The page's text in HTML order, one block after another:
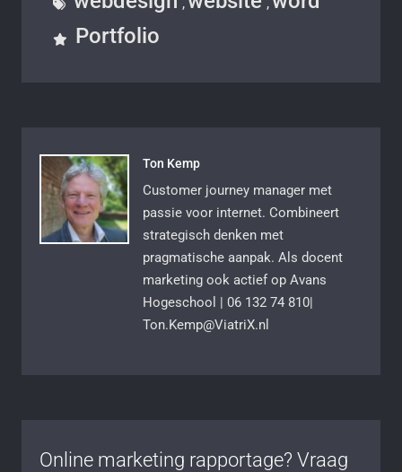
, ,
Portfolio
Ton Kemp
Customer journey manager met
passie voor internet. Combineert
strategisch denken met
pragmatische aanpak. Als docent
marketing ook actief op Avans
Hogeschool | 06 132 74 810|
Ton.Kemp@ViatriX.nl
Online marketing rapportage? Vraag